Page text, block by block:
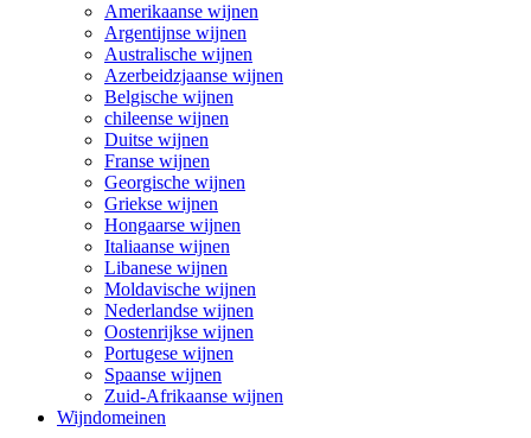
Amerikaanse wijnen
Argentijnse wijnen
Australische wijnen
Azerbeidzjaanse wijnen
Belgische wijnen
chileense wijnen
Duitse wijnen
Franse wijnen
Georgische wijnen
Griekse wijnen
Hongaarse wijnen
Italiaanse wijnen
Libanese wijnen
Moldavische wijnen
Nederlandse wijnen
Oostenrijkse wijnen
Portugese wijnen
Spaanse wijnen
Zuid-Afrikaanse wijnen
Wijndomeinen